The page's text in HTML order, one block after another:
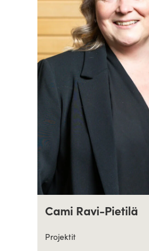
Cami Ravi-Pietilä
Projektit